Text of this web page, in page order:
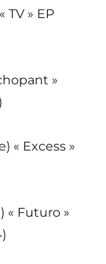
TV » EP
»
« Excess »
« Futuro »